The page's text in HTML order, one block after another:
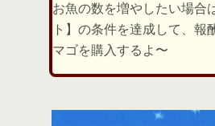
お魚の数を増やしたい場合
ト】の条件を達成して、報
マゴを購入するよ〜